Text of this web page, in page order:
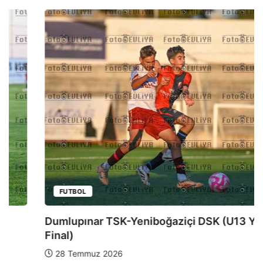
FUTBOL
Dumlupınar TSK-Yeniboğaziçi DSK (U13 Yarı
28 Temmuz 2026